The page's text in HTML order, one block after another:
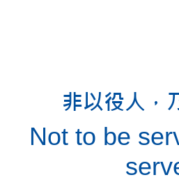
非以役人，
Not to be